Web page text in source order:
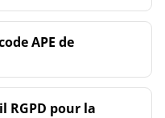
APE de
RGPD pour la